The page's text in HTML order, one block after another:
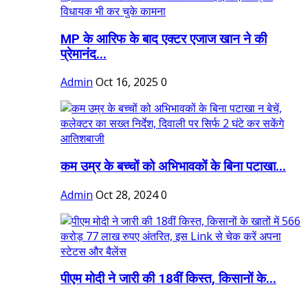
MP के आरिफ के बाद एक्टर एजाज खान ने की
प्रेमानंद...
Admin Oct 16, 2025 0
कम उम्र के बच्चों को अभिभावकों के बिना पटाखा...
Admin Oct 28, 20240
पीएम मोदी ने जारी की 18वीं किस्त, किसानों के...